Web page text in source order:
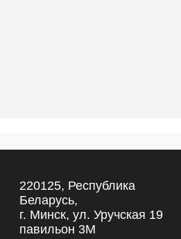
220125, Республика
Беларусь,
г. Минск, ул. Уручская 19
павильон 3М